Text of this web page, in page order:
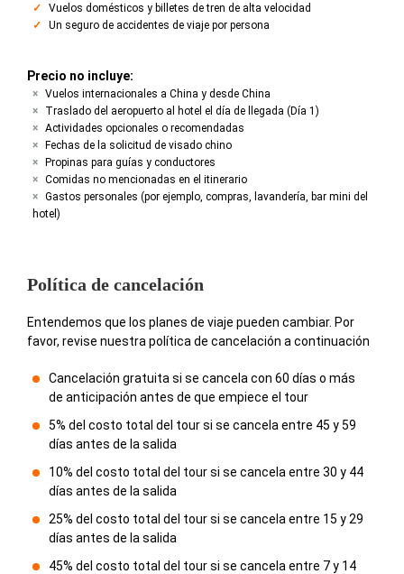
Vuelos domésticos y billetes de tren de alta velocidad
Un seguro de accidentes de viaje por persona
Precio no incluye:
Vuelos internacionales a China y desde China
Traslado del aeropuerto al hotel el día de llegada (Día 1)
Actividades opcionales o recomendadas
Fechas de la solicitud de visado chino
Propinas para guías y conductores
Comidas no mencionadas en el itinerario
Gastos personales (por ejemplo, compras, lavandería, bar mini del
hotel)
Política de cancelación
Entendemos que los planes de viaje pueden cambiar. Por
favor, revise nuestra política de cancelación a continuación
Cancelación gratuita si se cancela con 60 días o más
de anticipación antes de que empiece el tour
5% del costo total del tour si se cancela entre 45 y 59
días antes de la salida
10% del costo total del tour si se cancela entre 30 y 44
días antes de la salida
25% del costo total del tour si se cancela entre 15 y 29
días antes de la salida
45% del costo total del tour si se cancela entre 7 y 14